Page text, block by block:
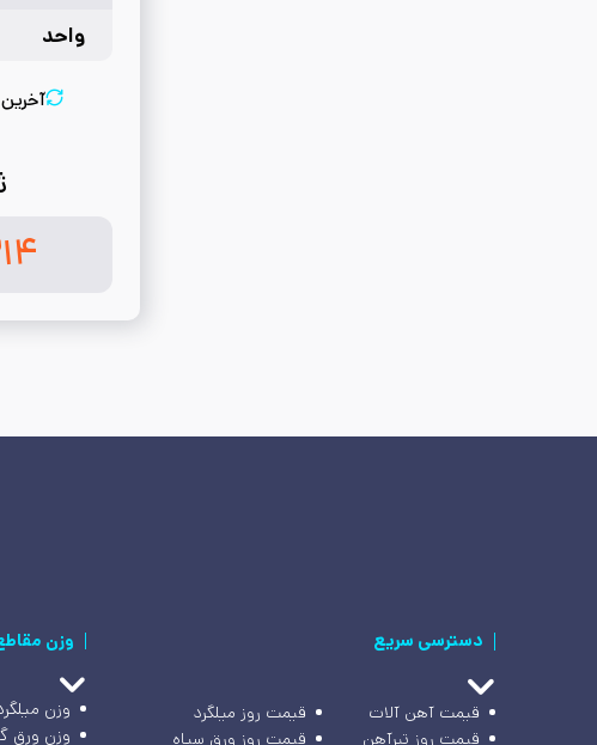
واحد
دسترسی سریع
قیمت آهن آلات
قیمت روز میلگرد
قیمت روز تیرآهن
قیمت روز ورق سیاه
وزن
وزن
وزن ورق